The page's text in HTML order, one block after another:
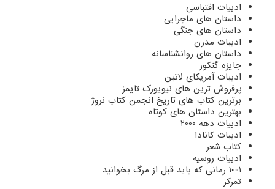
ادبیات اقتباسی
داستان های ماجرایی
داستان های جنگی
ادبیات مدرن
داستان های روانشناسانه
جایزه گنکور
ادبیات آمریکای لاتین
پرفروش ترین های نیویورک تایمز
برترین کتاب های تاریخ انجمن کتاب نروژ
بهترین داستان های کوتاه
ادبیات دهه 2000
ادبیات کانادا
کتاب شعر
ادبیات روسیه
1001 رمانی که باید قبل از مرگ بخوانید
تمرکز